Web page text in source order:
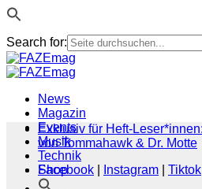
Search for:
Zum
Inhalt
News
Magazin
Events
Musik
Technik
Shop
Exklusiv für Heft-
von Tommahawk & Dr. Motte
Facebook
Instagram Tiktok